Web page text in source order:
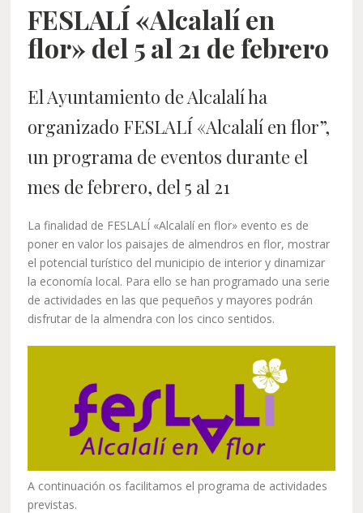
FESLALÍ «Alcalalí en
flor» del 5 al 21 de febrero
El Ayuntamiento de Alcalalí ha
organizado FESLALÍ «Alcalalí en flor”,
un programa de eventos durante el
mes de febrero, del 5 al 21
La finalidad de FESLALÍ «Alcalalí en flor» evento es de
poner en valor los paisajes de almendros en flor, mostrar
el potencial turístico del municipio de interior y dinamizar
la economía local. Para ello se han programado una serie
de actividades en las que pequeños y mayores podrán
disfrutar de la almendra con los cinco sentidos.
A continuación os facilitamos el programa de actividades
previstas.